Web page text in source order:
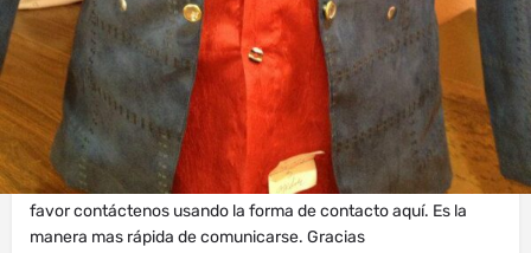
Mensaje directo Deja Resena Lista de
Sobre Nosotros
Estamos disponibles para todo tipo de fiestas y eventos. Por
favor contáctenos usando la forma de contacto aquí. Es la
manera mas rápida de comunicarse. Gracias